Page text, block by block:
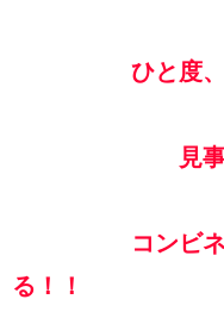
ひと度、組
見事なま
コンビネーシ
る！！